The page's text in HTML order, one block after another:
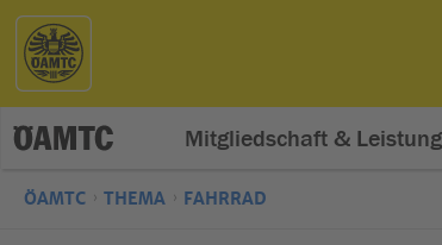
Mitgliedschaft &
ÖAMTC THEMA FAHRRAD